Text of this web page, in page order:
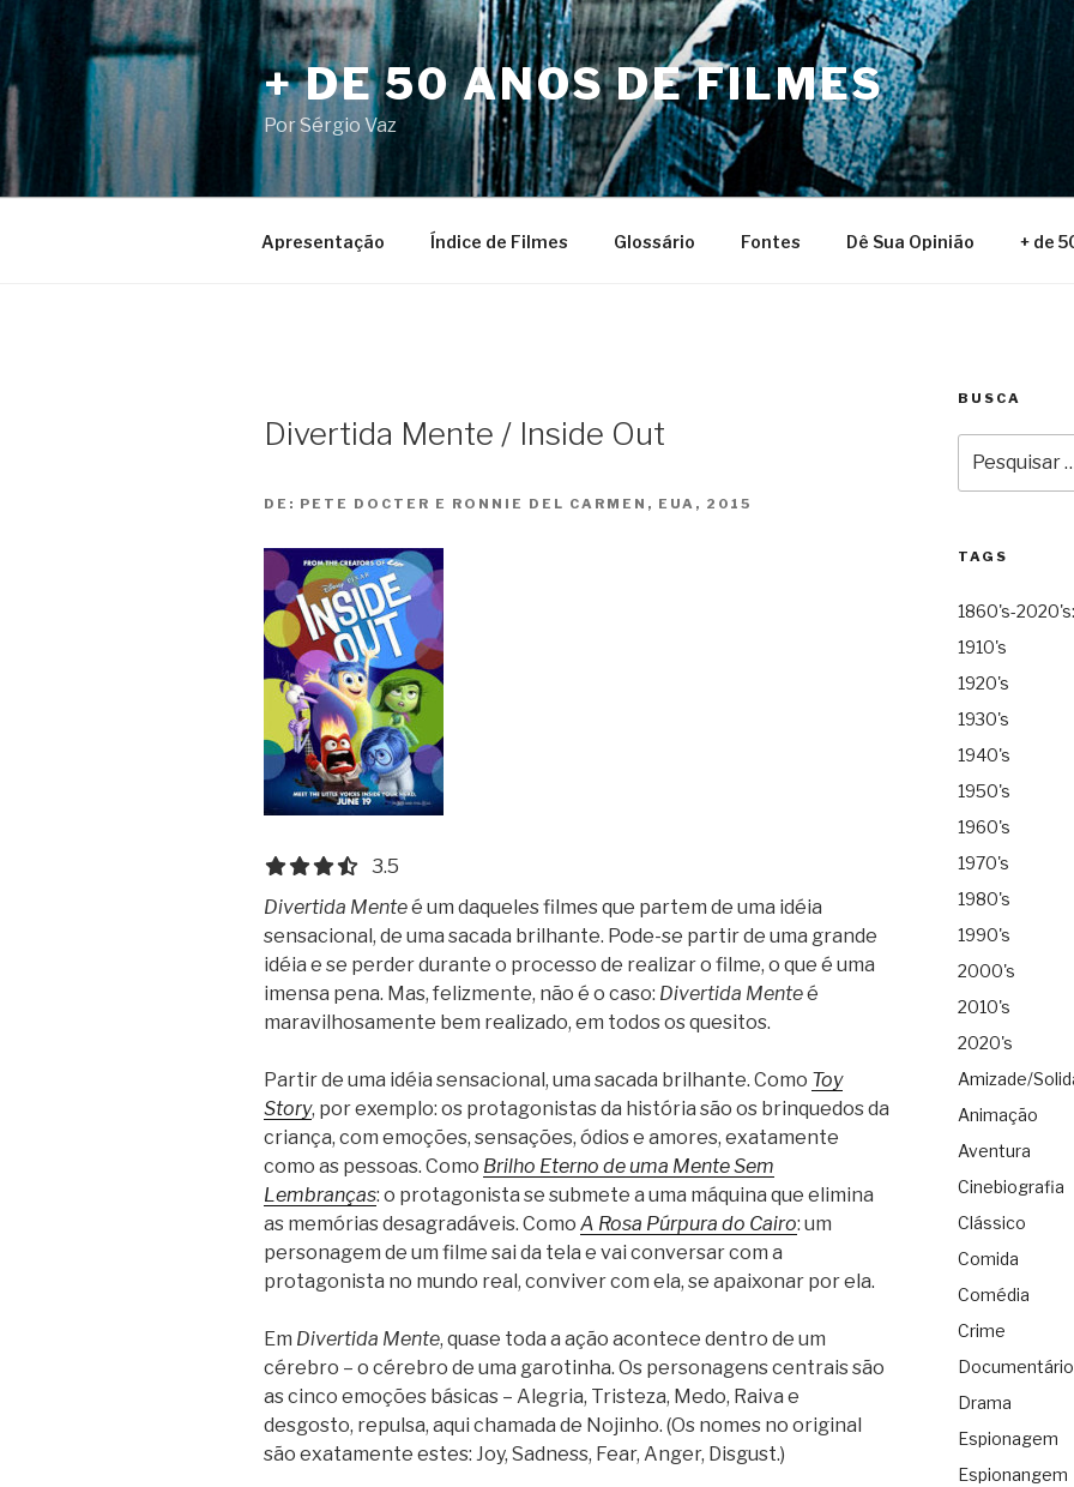
para
o
conteúdo
+ DE 50 ANOS DE FILMES
Por Sérgio Vaz
Apresentação Índice de Filmes Glossário Fontes Dê Sua Opinião + de
Divertida Mente / Inside Out
DE: PETE DOCTER E RONNIE DEL CARMEN, EUA, 2015
3.5 out of 5.0 stars
3.5
Divertida Menteé um daqueles filmes que partem de uma idéia
sensacional, de uma sacada brilhante. Pode-se partir de uma grande
idéia e se perder durante o processo de realizar o filme, o que é uma
imensa pena. Mas, felizmente, não é o caso: Divertida Menteé
maravilhosamente bem realizado, em todos os quesitos.
Partir de uma idéia sensacional, uma sacada brilhante. Como Toy
Story, por exemplo: os protagonistas da história são os brinquedos da
criança, com emoções, sensações, ódios e amores, exatamente
como as pessoas. Como Brilho Eterno de uma Mente Sem
Lembranças: o protagonista se submete a uma máquina que elimina
as memórias desagradáveis. Como A Rosa Púrpura do Cairo: um
personagem de um filme sai da tela e vai conversar com a
protagonista no mundo real, conviver com ela, se apaixonar por ela.
Em Divertida Mente, quase toda a ação acontece dentro de um
cérebro – o cérebro de uma garotinha. Os personagens centrais são
as cinco emoções básicas – Alegria, Tristeza, Medo, Raiva e
desgosto, repulsa, aqui chamada de Nojinho. (Os nomes no original
são exatamente estes: Joy, Sadness, Fear, Anger, Disgust.)
BUSCA
por:
TAGS
1860's-
1910's
1920's
1930's
1940's
1950's
1960's
1970's
1980's
1990's
2000's
2010's
2020's
Amizade/
Animação
Aventura
Cinebiografia
Clássico
Comida
Comédia
Crime
Documentário
Drama
Espionagem
Espionangem